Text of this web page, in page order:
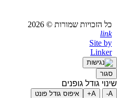
כל הזכויות שמורות © 2026
link
Site by
Linker
סגור
שינוי גודל גופנים
A-
A+
איפוס גודל פונט